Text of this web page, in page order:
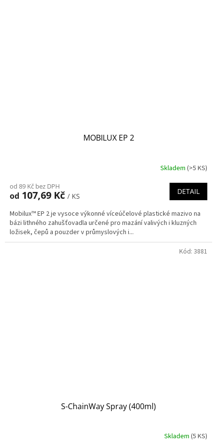
MOBILUX EP 2
Skladem (>5 KS)
od 89 Kč bez DPH
od 107,69 Kč / KS
DETAIL
Mobilux™ EP 2 je vysoce výkonné víceúčelové plastické mazivo na
bázi lithného zahušťovadla určené pro mazání valivých i kluzných
ložisek, čepů a pouzder v průmyslových i...
S-ChainWay Spray (400ml)
Skladem (5 KS)
Kód: 3881